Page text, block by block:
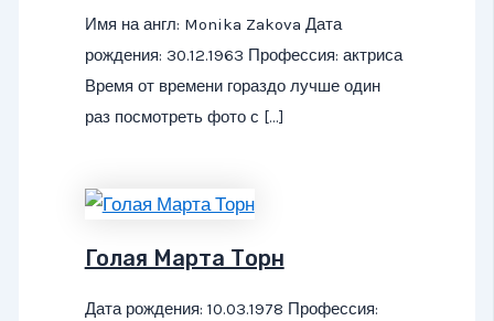
Имя на англ: Monika Zakova Дата
рождения: 30.12.1963 Профессия: актриса
Время от времени гораздо лучше один
раз посмотреть фото с […]
Голая Марта Торн
Дата рождения: 10.03.1978 Профессия: